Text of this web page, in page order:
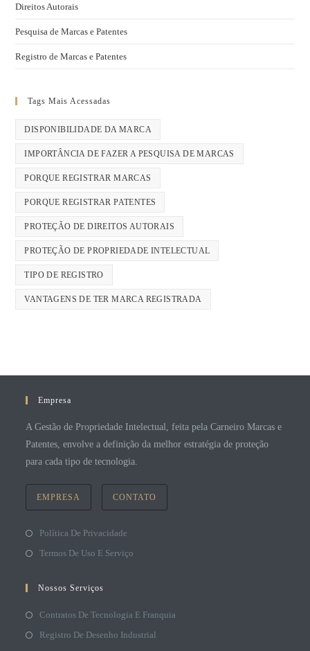
Direitos Autorais
Pesquisa de Marcas e Patentes
Registro de Marcas e Patentes
Tags Mais Acessadas
DISPONIBILIDADE DA MARCA
IMPORTÂNCIA DE FAZER A PESQUISA DE MARCAS
PORQUE REGISTRAR MARCAS
PORQUE REGISTRAR PATENTES
PROTEÇÃO DE DIREITOS AUTORAIS
PROTEÇÃO DE PROPRIEDADE INTELECTUAL
TIPO DE REGISTRO
VANTAGENS DE TER MARCA REGISTRADA
Empresa
A Gestão de Propriedade Intelectual, feita pela Carneiro Marcas e
Patentes, envolve a definição da melhor estratégia de proteção
para cada tipo de tecnologia.
EMPRESA CONTATO
Política De Privacidade
Termos De Uso E Serviço
Nossos Serviços
Contratos De Tecnologia E Franquia
Registro De Desenho Industrial